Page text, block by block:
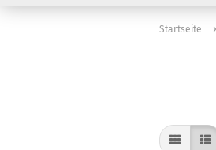
Startseite